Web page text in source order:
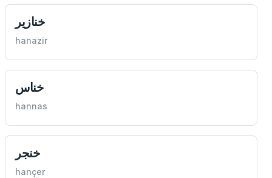
خنازير
hanazir
خناس
hannas
خنجر
hançer